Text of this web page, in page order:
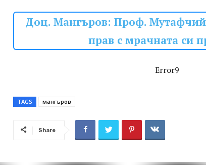
Доц. Мангъров: Проф.
прав с мрачната си
Error9
TAGS мангъров
Share